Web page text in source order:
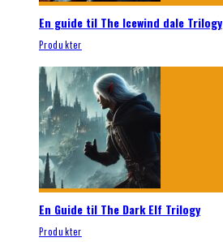
En guide til The Icewind dale Trilogy
Produkter
En Guide til The Dark Elf Trilogy
Produkter